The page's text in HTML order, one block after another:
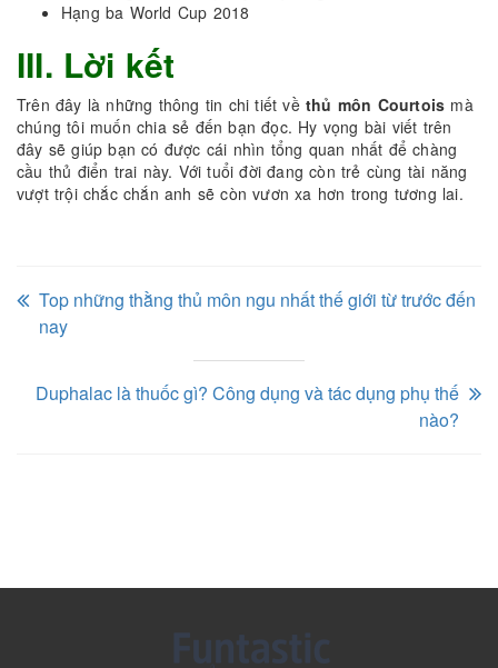
Hạng ba World Cup 2018
III. Lời kết
Trên đây là những thông tin chi tiết về thủ môn Courtois mà
chúng tôi muốn chia sẻ đến bạn đọc. Hy vọng bài viết trên
đây sẽ giúp bạn có được cái nhìn tổng quan nhất để chàng
cầu thủ điển trai này. Với tuổi đời đang còn trẻ cùng tài năng
vượt trội chắc chắn anh sẽ còn vươn xa hơn trong tương lai.
Top những thằng thủ môn ngu nhất thế giới từ trước đến
nay
Duphalac là thuốc gì? Công dụng và tác dụng phụ thế
nào?